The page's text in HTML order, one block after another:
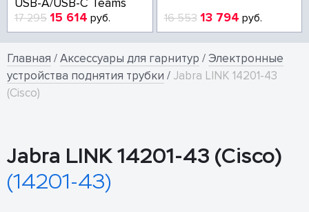
USB-A/USB-C Teams
17 295 15 614 руб. 16 553 13 794 руб.
Главная /Аксессуары для гарнитур /Электронные
устройства поднятия трубки / Jabra LINK 14201-43
(Cisco)
Jabra LINK 14201-43 (Cisco)
(14201-43)